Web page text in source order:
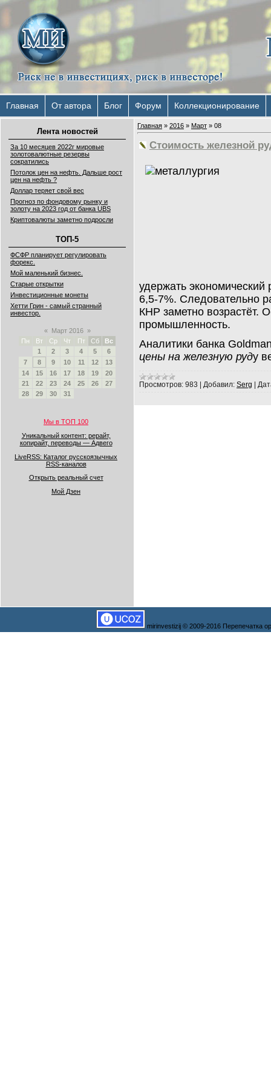
Главная От автора Блог Форум Коллекционирование
Лента новостей
За 10 месяцев 2022г мировые
золотовалютные резервы
сократились
Потолок цен на нефть. Дальше рост
цен на нефть ?
Доллар теряет свой вес
Прогноз по фондовому рынку и
золоту на 2023 год от банка UBS
Криптовалюты заметно подросли
ТОП-5
ФСФР планирует регулировать
форекс.
Мой маленький бизнес.
Старые открытки
Инвестиционные монеты
Хетти Грин - самый странный
инвестор.
« Март 2016 »
Пн
Вт Ср Чт Пт Сб
Вс
1
2 3 4 5
6
7
8 9 10 11 12
13
14
15 16 17 18 19
20
21
22 23 24 25 26
27
28
29 30 31
Мы в ТОП 100
Уникальный контент: рерайт,
копирайт, переводы — Адвего
LiveRSS: Каталог русскоязычных
RSS-каналов
Открыть реальный счет
Мой Дзен
Главная » 2016 » Март » 08
Стоимость железной
удержать экономический
6,5-7%. Следовательно
КНР заметно возрастёт.
промышленность.
Аналитики банка
цены на железную руду
Просмотров: 983 Добавил: Serg
mirinvestizij © 2009-2016 Перепечатка